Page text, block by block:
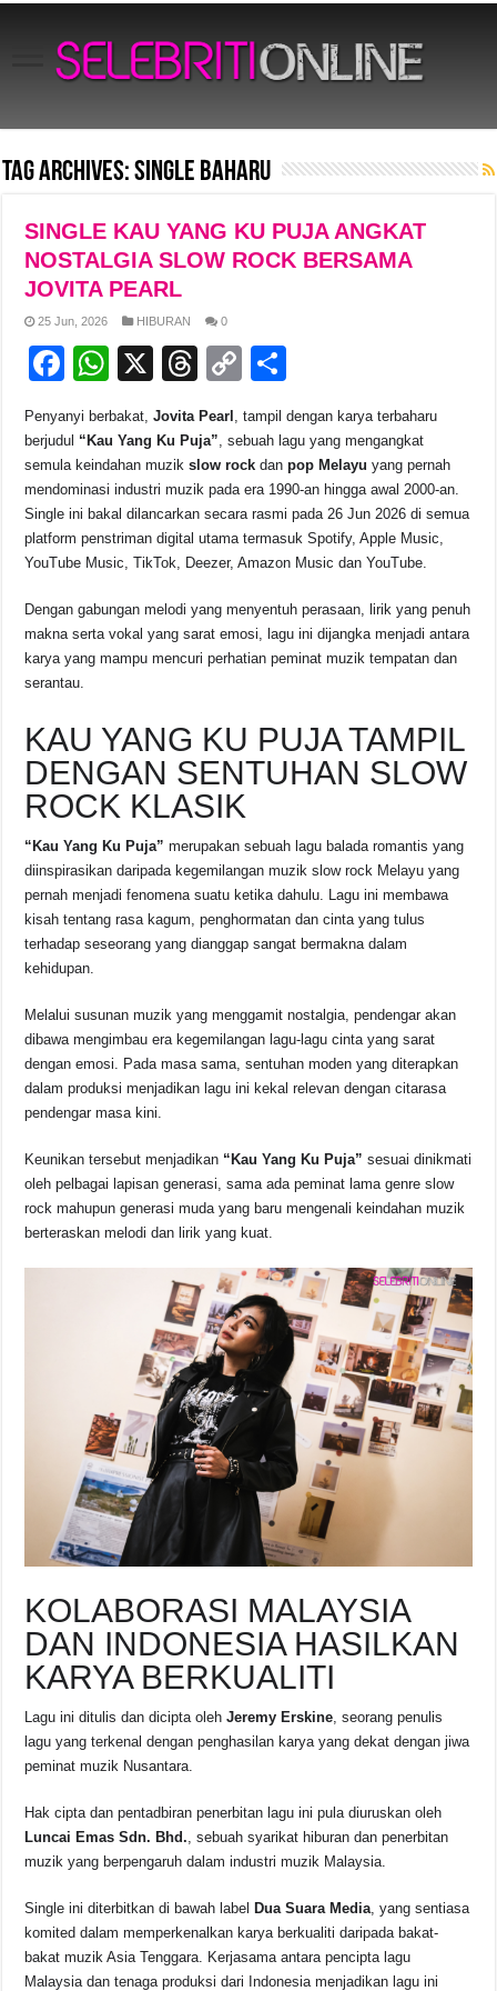
Tag Archives:single baharu
SINGLE KAU YANG KU PUJA ANGKAT
NOSTALGIA SLOW ROCK BERSAMA
JOVITA PEARL
25 Jun, 2026 HIBURAN 0
F
c
e
b
o
o
k
W
at
s
A
p
p
X
T
e
a
d
s
C
p
y
Li
n
k
ar
e
Penyanyi berbakat,Jovita Pearl , tampil dengan karya terbaharu
berjudul “Kau Yang Ku Puja”, sebuah lagu yang mengangkat
semula keindahan muzikslow rock danpop Melayu yang pernah
mendominasi industri muzik pada era 1990-an hingga awal 2000-an.
Single ini bakal dilancarkan secara rasmi pada 26 Jun 2026 di semua
platform penstriman digital utama termasuk Spotify, Apple Music,
YouTube Music, TikTok, Deezer, Amazon Music dan YouTube.
Dengan gabungan melodi yang menyentuh perasaan, lirik yang penuh
makna serta vokal yang sarat emosi, lagu ini dijangka menjadi antara
karya yang mampu mencuri perhatian peminat muzik tempatan dan
serantau.
KAU YANG KU PUJA TAMPIL
DENGAN SENTUHAN SLOW
ROCK KLASIK
“Kau Yang Ku Puja” merupakan sebuah lagu balada romantis yang
diinspirasikan daripada kegemilangan muzik slow rock Melayu yang
pernah menjadi fenomena suatu ketika dahulu. Lagu ini membawa
kisah tentang rasa kagum, penghormatan dan cinta yang tulus
terhadap seseorang yang dianggap sangat bermakna dalam
kehidupan.
Melalui susunan muzik yang menggamit nostalgia, pendengar akan
dibawa mengimbau era kegemilangan lagu-lagu cinta yang sarat
dengan emosi. Pada masa sama, sentuhan moden yang diterapkan
dalam produksi menjadikan lagu ini kekal relevan dengan citarasa
pendengar masa kini.
Keunikan tersebut menjadikan “Kau Yang Ku Puja” sesuai dinikmati
oleh pelbagai lapisan generasi, sama ada peminat lama genre slow
rock mahupun generasi muda yang baru mengenali keindahan muzik
berteraskan melodi dan lirik yang kuat.
KOLABORASI MALAYSIA
DAN INDONESIA HASILKAN
KARYA BERKUALITI
Lagu ini ditulis dan dicipta olehJeremy Erskine, seorang penulis
lagu yang terkenal dengan penghasilan karya yang dekat dengan jiwa
peminat muzik Nusantara.
Hak cipta dan pentadbiran penerbitan lagu ini pula diuruskan oleh
Luncai Emas Sdn. Bhd., sebuah syarikat hiburan dan penerbitan
muzik yang berpengaruh dalam industri muzik Malaysia.
Single ini diterbitkan di bawah label Dua Suara Media, yang sentiasa
komited dalam memperkenalkan karya berkualiti daripada bakat-
bakat muzik Asia Tenggara. Kerjasama antara pencipta lagu
Malaysia dan tenaga produksi dari Indonesia menjadikan lagu ini